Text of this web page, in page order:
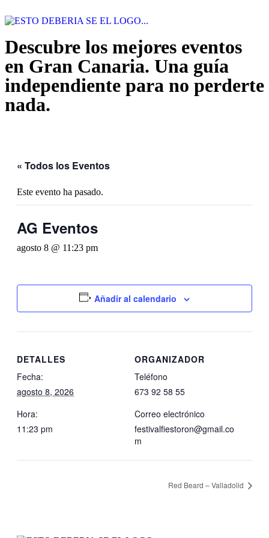
Descubre los mejores eventos
en Gran Canaria. Una guía
independiente para no perderte
nada.
« Todos los Eventos
Este evento ha pasado.
AG Eventos
agosto 8 @ 11:23 pm
Añadir al calendario
DETALLES
Fecha:
agosto 8, 2026
Hora:
11:23 pm
ORGANIZADOR
Teléfono
673 92 58 55
Correo electrónico
festivalfiestoron@gmail.co
m
Red Beard – Valladolid